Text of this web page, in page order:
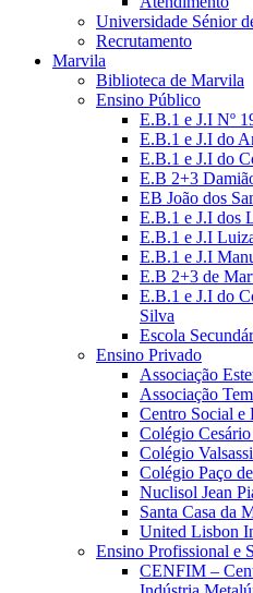
Universidade Sénior
Recrutamento
Marvila
Biblioteca de Marvila
Ensino Público
E.B.1 e J.I Nº
E.B.1 e J.I do
E.B.1 e J.I do
E.B 2+3
EB João dos
E.B.1 e J.I dos
E.B.1 e J.I
E.B.1 e J.I
E.B 2+3 de
E.B.1 e J.I do
Silva
Escola
Ensino Privado
Associação
Associação
Centro Social
Colégio
Colégio
Colégio Paço
Nuclisol Jean
Santa Casa da
United Lisbon
Ensino Profissional e
CENFIM –